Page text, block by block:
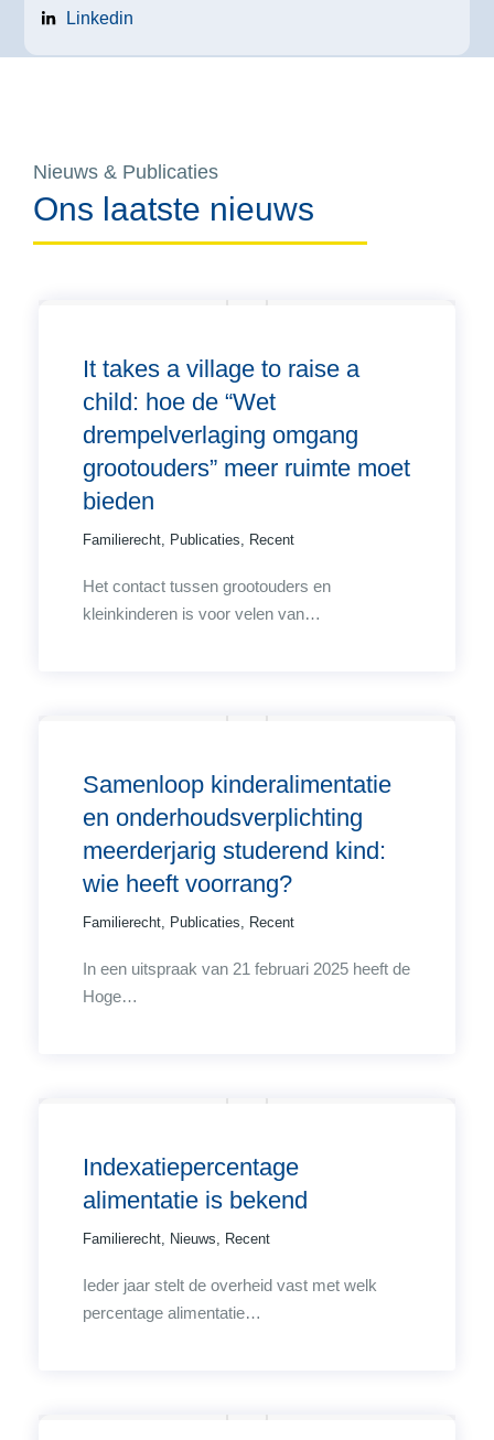
Linkedin
Nieuws & Publicaties
Ons laatste nieuws
It takes a village to raise a
child: hoe de “Wet
drempelverlaging omgang
grootouders” meer ruimte moet
bieden
Familierecht, Publicaties, Recent
Het contact tussen grootouders en
kleinkinderen is voor velen van…
Samenloop kinderalimentatie
en onderhoudsverplichting
meerderjarig studerend kind:
wie heeft voorrang?
Familierecht, Publicaties, Recent
In een uitspraak van 21 februari 2025 heeft de
Hoge…
Indexatiepercentage
alimentatie is bekend
Familierecht, Nieuws, Recent
Ieder jaar stelt de overheid vast met welk
percentage alimentatie…